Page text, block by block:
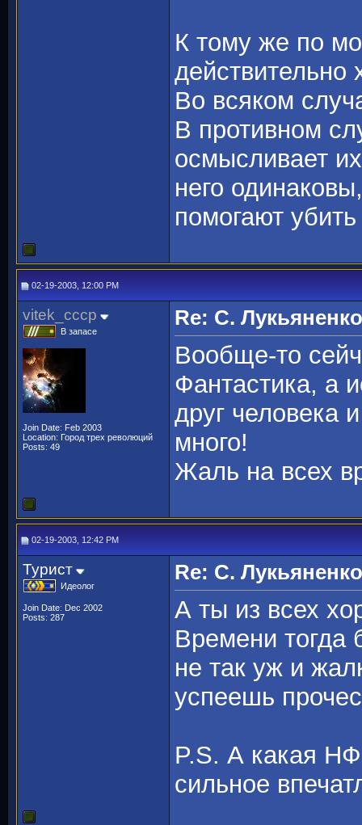
К тому же по
действительно
Во всяком
В противном
осмысливает
него
помогают
02-19-2003, 12:00 PM
vitek_cccp
В запасе
Join Date: Feb 2003
Location: Город трех революций
Posts: 49
Re: С.
Вообще-то
Фантастика, а
друг человека
много!
Жаль на всех
02-19-2003, 12:42 PM
Турист
Идеолог
Join Date: Dec 2002
Posts: 287
Re: С.
А ты из всех
Времени тогда
не так уж и
успеешь
P.S. А какая
сильное